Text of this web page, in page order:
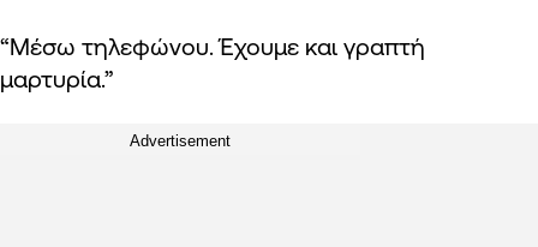
“Μέσω τηλεφώνου. Έχουμε και γραπτή
μαρτυρία.”
Advertisement